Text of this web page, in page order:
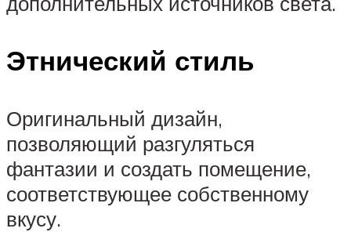
Этнический стиль
Оригинальный дизайн,
позволяющий разгуляться
фантазии и создать помещение,
соответствующее собственному
вкусу.